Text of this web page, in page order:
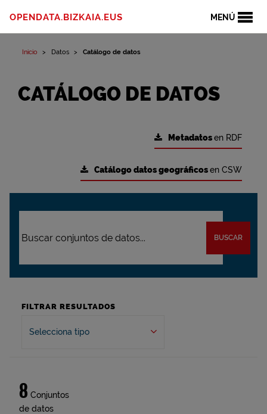
MENÚ
OPENDATA.BIZKAIA.EUS
Inicio Datos Catálogo de datos
CATÁLOGO DE DATOS
Metadatosen RDF
Catálogo datos geográficosen CSW
BUSCAR
FILTRAR RESULTADOS
Selecciona tipo
8 Conjuntos
de datos